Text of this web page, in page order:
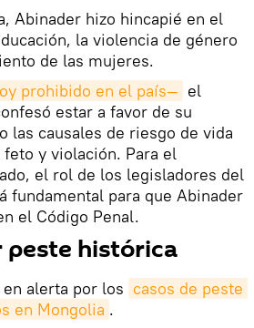
Abinader hizo hincapié en el
la violencia de género
de las mujeres.
prohibido en el país— el
estar a favor de su
las causales de riesgo de vida
y violación. Para el
el rol de los legisladores del
fundamental para que Abinader
el Código Penal.
histórica
en alerta por los casos de peste
en Mongolia .